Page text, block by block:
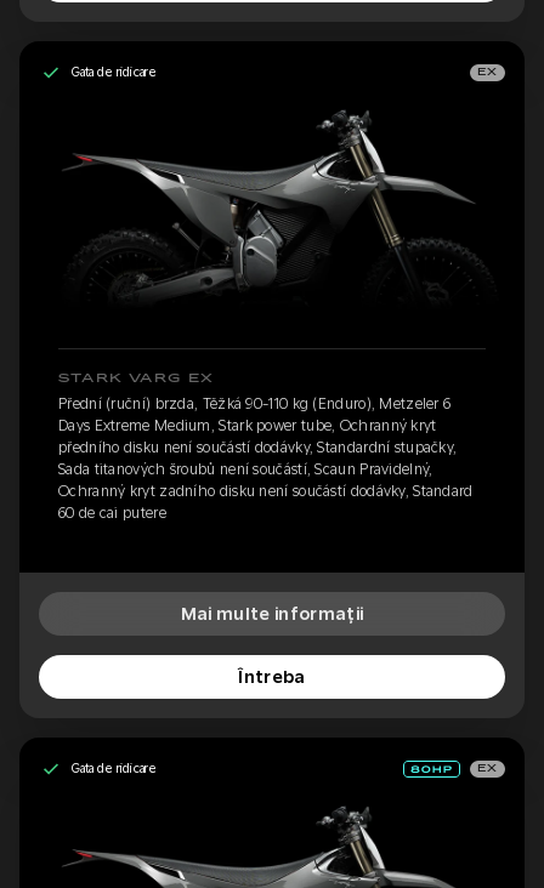
Gata de ridicare EX
STARK VARG EX
Přední (ruční) brzda, Těžká 90-110 kg (Enduro), Metzeler 6
Days Extreme Medium, Stark power tube, Ochranný kryt
předního disku není součástí dodávky, Standardní stupačky,
Sada titanových šroubů není součástí, Scaun Pravidelný,
Ochranný kryt zadního disku není součástí dodávky, Standard
60 de cai putere
Mai multe informații
Întreba
Gata de ridicare EX